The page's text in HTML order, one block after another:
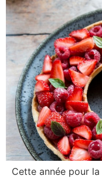
Cette année pour